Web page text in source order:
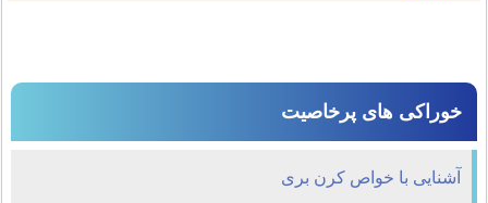
خوراکی های پرخاصیت
آشنایی با خواص کرن بری